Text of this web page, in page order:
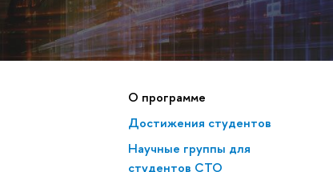
О программе
Достижения студентов
Научные группы для
студентов СТО